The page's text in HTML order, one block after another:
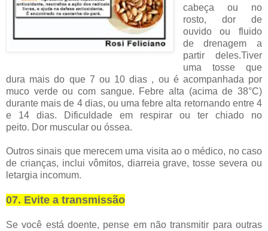
cabeça ou no
rosto, dor de
ouvido ou fluido
de drenagem a
partir deles.Tiver
uma tosse que
dura mais do que 7 ou 10 dias , ou é acompanhada por
muco verde ou com sangue. Febre alta (acima de 38°C)
durante mais de 4 dias, ou uma febre alta retornando entre 4
e 14 dias.
Dificuldade em respirar ou ter chiado no
peito. Dor muscular ou óssea.
Outros sinais que merecem uma visita ao o médico, no caso
de crianças, inclui vômitos, diarreia grave, tosse severa ou
letargia incomum.
07. Evite a transmissão
Se você está doente, pense em não transmitir para outras